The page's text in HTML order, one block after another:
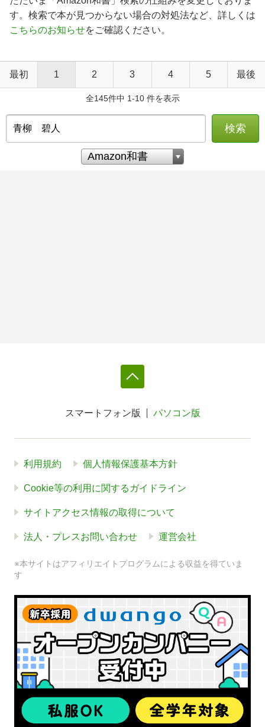
す。検索で本が見つからない場合の対処法など、詳しくは
こちらのお知らせをご確認ください。
最初 1 2 3 4 5 最後
全145件中 1-10 件を表示
検索
スマートフォン版 パソコン版
利用規約 個人情報保護基本方針
Cookie等の利用に関するガイドライン
サイトアクセス情報の取得について
法人・プレスお問い合わせ 運営会社
※本サイトはアフィリエイトプログラムによる収益を得ていま
す